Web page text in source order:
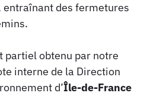
des fermetures
partiel obtenu par notre
interne de la Direction
d’Île-de-France